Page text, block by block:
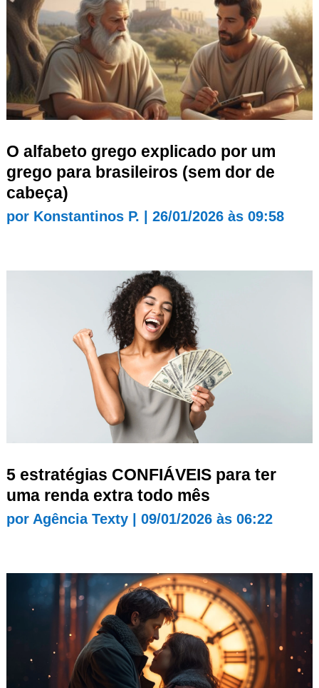
O alfabeto grego explicado por um
grego para brasileiros (sem dor de
cabeça)
por Konstantinos P. 26/01/2026 às 09:58
5 estratégias CONFIÁVEIS para ter
uma renda extra todo mês
por Agência Texty| 09/01/2026 às 06:22